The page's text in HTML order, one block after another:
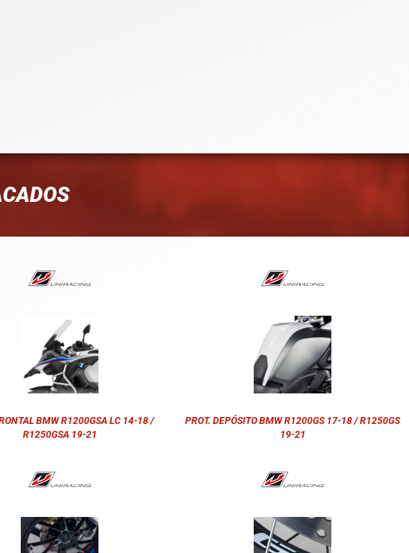
BMW R1200GSA LC 14-18 /
R1250GSA 19-21
PROT. DEPÓSITO BMW R1200GS 17-18 / R1250GS
19-21